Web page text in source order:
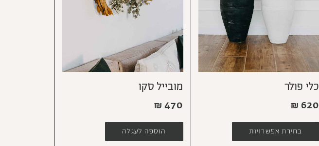
כלי פולר
₪ 620
בחירת אפשרויות
מובייל סקו
₪ 470
הוספה לעגלה